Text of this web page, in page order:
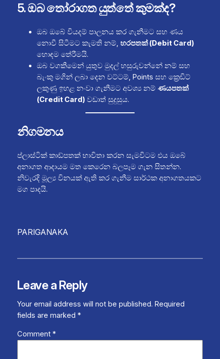
5. ඔබ තෝරාගත යුත්තේ කුමක්ද?
ඔබ ඔබේ වියදම් පාලනය කර ගැනීමට සහ ණය
නොවී සිටීමට කැමති නම්, හරපතක් (Debit Card)
හොඳම තේරීමයි.
ඔබ වගකීමෙන් යුතුව මුදල් හසුරුවන්නේ නම් සහ
බැංකු මගින් ලබා දෙන වට්ටම්, Points සහ ක්‍රෙඩිට්
ලකුණු ඉහළ නංවා ගැනීමට අවශ්‍ය නම් ණයපතක්
(Credit Card)වඩාත් සුදුසුය.
නිගමනය
ප්ලාස්ටික් කාඩ්පතක් භාවිතා කරන සැමවිටම එය ඔබේ
අනාගත ආදායම මත කෙරෙන බලපෑම ගැන සිතන්න.
නිවැරදි මූල්‍ය විනයක් ඇති කර ගැනීම සාර්ථක අනාගතයකට
මග පාදයි.
PARIGANAKA
Leave a Reply
Your email address will not be published. Required
fields are marked *
Comment *